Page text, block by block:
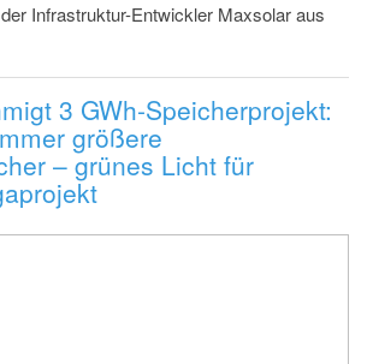
Infrastruktur-Entwickler Maxsolar aus
3 GWh-Speicherprojekt:
größere
– grünes Licht für